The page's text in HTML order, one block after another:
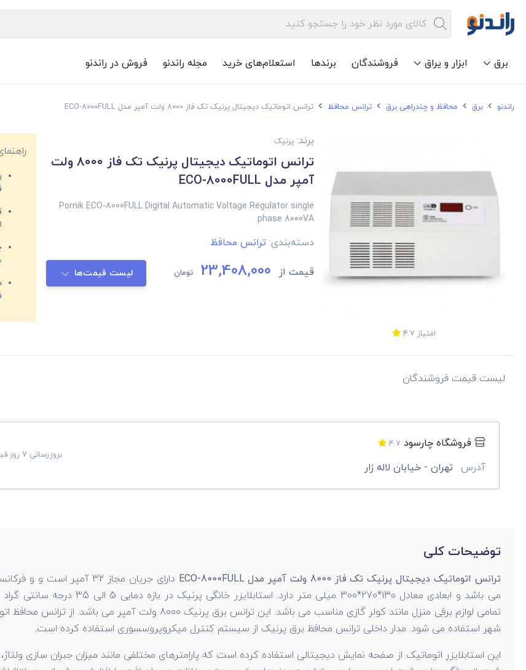
برق ابزار و یراق فروشندگان برندها استعلام‌های خرید مجله راندنو فروش در راندنو
راندنو برق محافظ و چندراهی برق ترانس محافظ ترانس اتوماتیک دیجیتال پرنیک تک فاز 8000 ولت آمپر مدل ECO-8000FULL
امتیاز 4.7
برند: پرنیک
ترانس اتوماتیک دیجیتال پرنیک تک فاز 8000 ولت
آمپر مدل ECO-8000FULL
Pornik ECO-8000FULL Digital Automatic Voltage Regulator single
phase 8000VA
دسته‌بندی:ترانس محافظ
قیمت از 23,408,000 تومان لیست قیمت‌ها
لیست قیمت فروشندگان
فروشگاه چارسود 4.7
آدرس تهران - خیابان لاله زار
بروزرسانی 7 روز قبل
توضیحات کلی
ترانس اتوماتیک دیجیتال پرنیک تک فاز 8000 ولت آمپر مدل ECO-8000FULL
تمامی لوازم برقی منزل مانند کولر گازی مناسب می باشد. این ترانس
شهر استفاده می شود. مدار داخلی ترانس محافظ برق پرنیک از سیستم کنترل میکروپروسسوری استفاده کرده است.
این استابلایزر اتوماتیک از صفحه نمایش دیجیتالی استفاده کرده است که پارامترهای مختلفی مانند میزان جبران سازی